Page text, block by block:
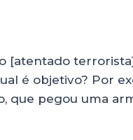
[atentado
é objetivo? Por
que pegou uma